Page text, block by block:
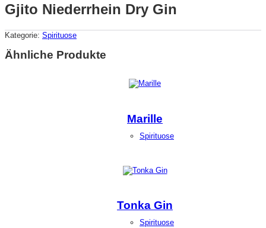
Gjito Niederrhein Dry Gin
Kategorie: Spirituose
Ähnliche Produkte
Marille
Spirituose
Tonka Gin
Spirituose